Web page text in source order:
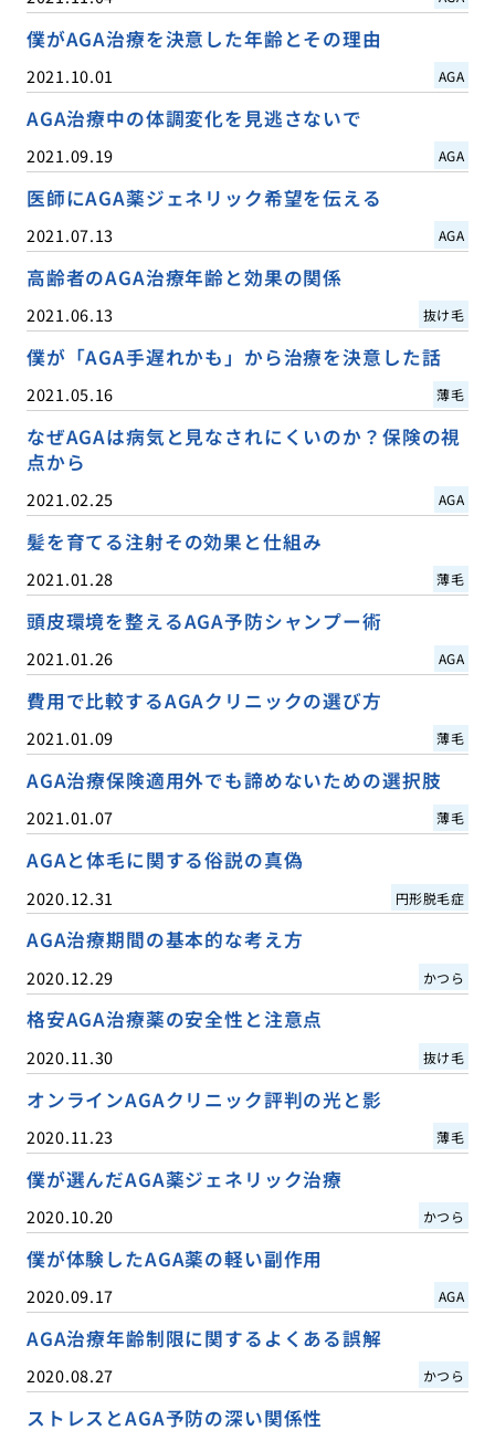
僕がAGA治療を決意した年齢とその理由
2021.10.01 AGA
AGA治療中の体調変化を見逃さないで
2021.09.19 AGA
医師にAGA薬ジェネリック希望を伝える
2021.07.13 AGA
高齢者のAGA治療年齢と効果の関係
2021.06.13 抜け毛
僕が「AGA手遅れかも」から治療を決意した話
2021.05.16 薄毛
なぜAGAは病気と見なされにくいのか？保険の視
点から
2021.02.25 AGA
髪を育てる注射その効果と仕組み
2021.01.28 薄毛
頭皮環境を整えるAGA予防シャンプー術
2021.01.26 AGA
費用で比較するAGAクリニックの選び方
2021.01.09 薄毛
AGA治療保険適用外でも諦めないための選択肢
2021.01.07 薄毛
AGAと体毛に関する俗説の真偽
2020.12.31 円形脱毛症
AGA治療期間の基本的な考え方
2020.12.29 かつら
格安AGA治療薬の安全性と注意点
2020.11.30 抜け毛
オンラインAGAクリニック評判の光と影
2020.11.23 薄毛
僕が選んだAGA薬ジェネリック治療
2020.10.20 かつら
僕が体験したAGA薬の軽い副作用
2020.09.17 AGA
AGA治療年齢制限に関するよくある誤解
2020.08.27 かつら
ストレスとAGA予防の深い関係性